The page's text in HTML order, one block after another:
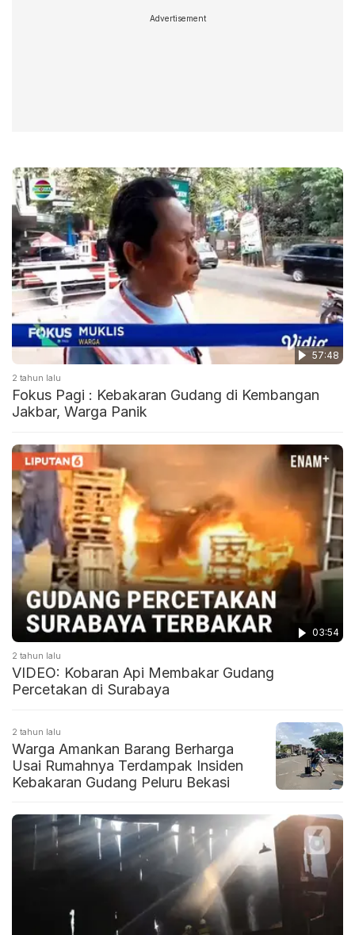
Advertisement
57:48
2 tahun lalu
Fokus Pagi : Kebakaran Gudang di Kembangan
Jakbar, Warga Panik
03:54
2 tahun lalu
VIDEO: Kobaran Api Membakar Gudang
Percetakan di Surabaya
2 tahun lalu
Warga Amankan Barang Berharga
Usai Rumahnya Terdampak Insiden
Kebakaran Gudang Peluru Bekasi